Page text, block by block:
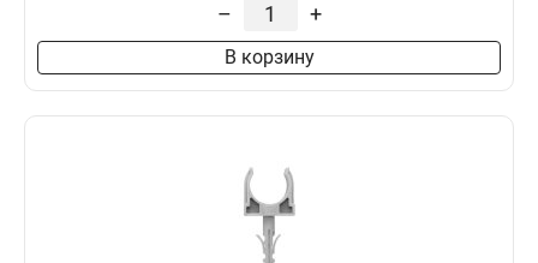
– +
В корзину